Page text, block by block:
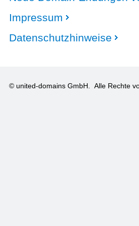
Impressum
Datenschutzhinweise
© united-domains GmbH. Alle Rechte